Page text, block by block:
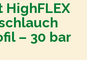
HighFLEX
– 30 bar